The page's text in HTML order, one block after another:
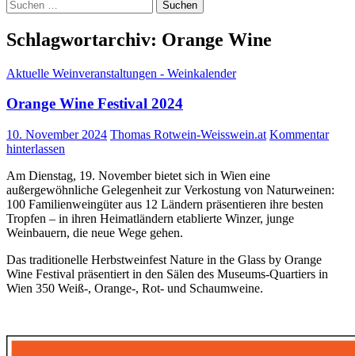
nach:
Schlagwortarchiv: Orange Wine
Aktuelle Weinveranstaltungen - Weinkalender
Orange Wine Festival 2024
10. November 2024 Thomas Rotwein-Weisswein.at Kommentar
hinterlassen
Am Dienstag, 19. November bietet sich in Wien eine
außergewöhnliche Gelegenheit zur Verkostung von Naturweinen:
100 Familienweingüter aus 12 Ländern präsentieren ihre besten
Tropfen – in ihren Heimatländern etablierte Winzer, junge
Weinbauern, die neue Wege gehen.
Das traditionelle Herbstweinfest Nature in the Glass by Orange
Wine Festival präsentiert in den Sälen des Museums-Quartiers in
Wien 350 Weiß-, Orange-, Rot- und Schaumweine.